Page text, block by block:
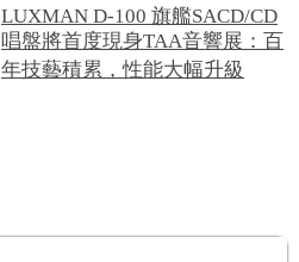
LUXMAN D-100 旗艦SACD/CD
唱盤將首度現身TAA音響展：百
年技藝積累，性能大幅升級